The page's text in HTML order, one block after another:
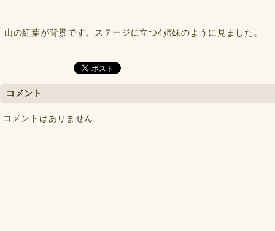
山の紅葉が背景です。ステージに立つ4姉妹のように見ました。
コメント
コメントはありません